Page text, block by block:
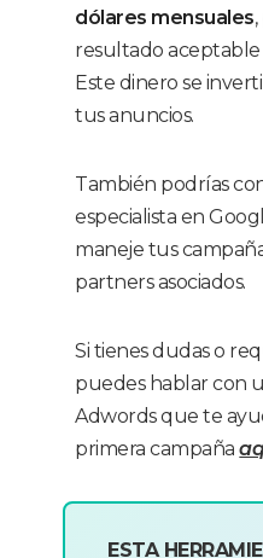
dólares mensuales
resultado
Este dinero se
tus anuncios.
También podrías
especialista en
maneje tus
partners asociados.
Si tienes dudas o
puedes hablar con
Adwords que te
primera campaña
ESTA